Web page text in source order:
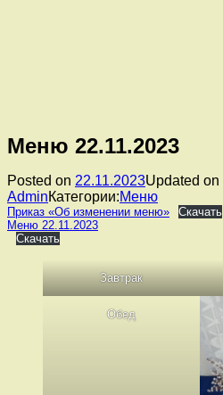
Меню 22.11.2023
Posted on 22.11.2023Updated on
AdminКатегории:Меню
Приказ «Об изменении меню»
Скачать
Меню 22.11.2023
Скачать
Завтрак
Обед